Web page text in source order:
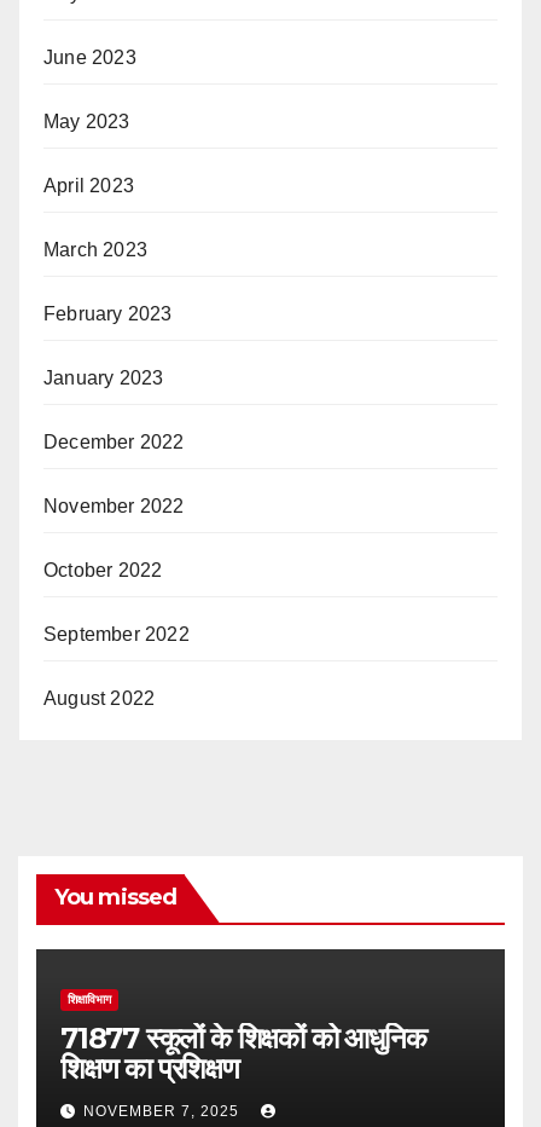
June 2023
May 2023
April 2023
March 2023
February 2023
January 2023
December 2022
November 2022
October 2022
September 2022
August 2022
You missed
शिक्षाविभाग
71877 स्कूलों के शिक्षकों को आधुनिक
शिक्षण का प्रशिक्षण
NOVEMBER 7, 2025